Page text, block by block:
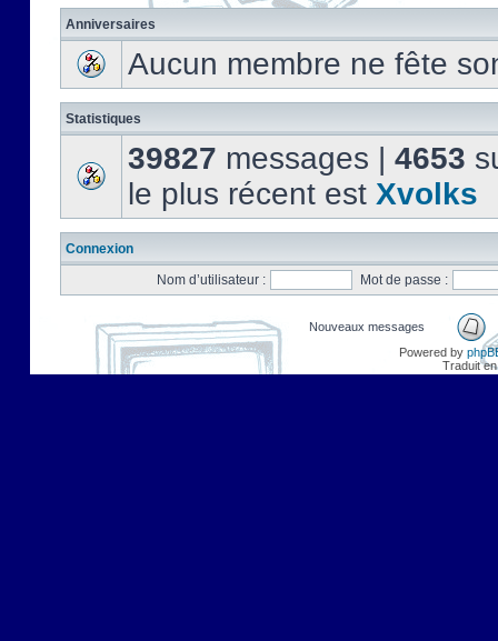
Anniversaires
Aucun membre ne fête
Statistiques
39827 messages | 4653
le plus récent est Xvolks
Connexion
Nom d’utilisateur :
Mot de passe :
Nouveaux messages
Powered by
Traduit